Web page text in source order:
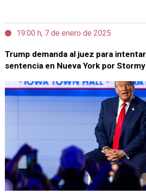
19:00 h, 7 de enero de 2025
Trump demanda al juez para
sentencia en Nueva York por